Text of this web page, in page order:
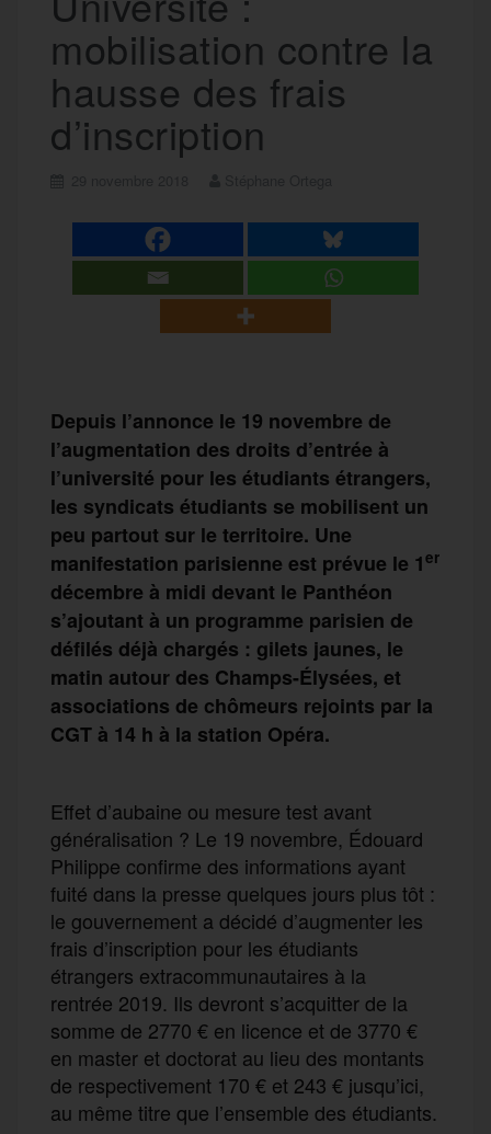
mobilisation contre la
hausse des frais
d’inscription
Depuis l’annonce le 19 novembre de
l’augmentation des droits d’entrée à
l’université pour les étudiants étrangers,
les syndicats étudiants se mobilisent un
peu partout sur le territoire. Une
manifestation parisienne est prévue le 1er
décembre à midi devant le Panthéon
s’ajoutant à un programme parisien de
défilés déjà chargés : gilets jaunes, le
matin autour des Champs-Élysées, et
associations de chômeurs rejoints par la
CGT à 14 h à la station Opéra.
Effet d’aubaine ou mesure test avant
généralisation ? Le 19 novembre, Édouard
Philippe confirme des informations ayant
fuité dans la presse quelques jours plus tôt :
le gouvernement a décidé d’augmenter les
frais d’inscription pour les étudiants
étrangers extracommunautaires à la
rentrée 2019. Ils devront s’acquitter de la
somme de 2770 € en licence et de 3770 €
en master et doctorat au lieu des montants
de respectivement 170 € et 243 € jusqu’ici,
au même titre que l’ensemble des étudiants.